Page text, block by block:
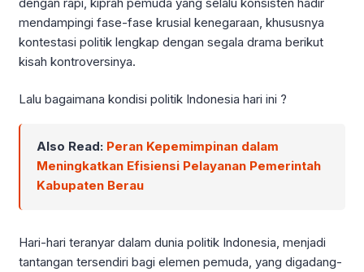
mendampingi fase-fase krusial kenegaraan, khususnya
kontestasi politik lengkap dengan segala drama berikut
kisah kontroversinya.
Lalu bagaimana kondisi politik Indonesia hari ini ?
Also Read: Peran Kepemimpinan dalam
Meningkatkan Efisiensi Pelayanan Pemerintah
Kabupaten Berau
Hari-hari teranyar dalam dunia politik Indonesia, menjadi
tantangan tersendiri bagi elemen pemuda, yang digadang-